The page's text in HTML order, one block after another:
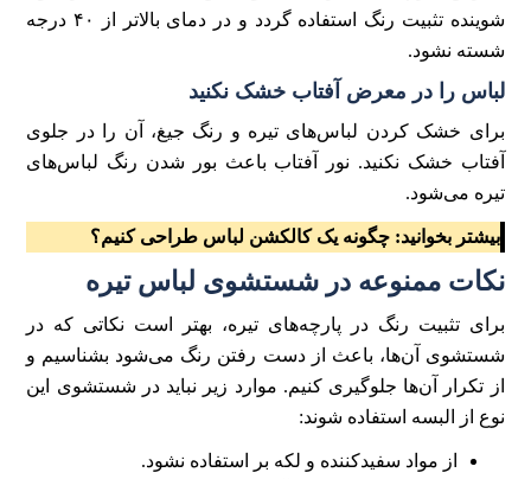
شوینده تثبیت رنگ استفاده گردد و در دمای بالاتر از ۴۰ درجه
شسته نشود.
لباس را در معرض آفتاب خشک نکنید
برای خشک کردن لباس‌های تیره و رنگ جیغ، آن را در جلوی
آفتاب خشک نکنید. نور آفتاب باعث بور شدن رنگ لباس‌های
تیره می‌شود.
بیشتر بخوانید:چگونه یک کالکشن لباس طراحی کنیم؟
نکات ممنوعه در شستشوی لباس تیره
برای تثبیت رنگ در پارچه‌های تیره، بهتر است نکاتی که در
شستشوی آن‌ها، باعث از دست رفتن رنگ می‌شود بشناسیم و
از تکرار آن‌ها جلوگیری کنیم. موارد زیر نباید در شستشوی این
نوع از البسه استفاده شوند:
از مواد سفید‌کننده و لکه بر استفاده نشود.